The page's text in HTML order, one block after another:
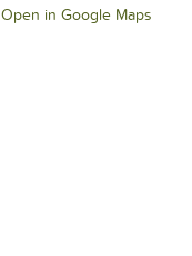
Open in Google Maps